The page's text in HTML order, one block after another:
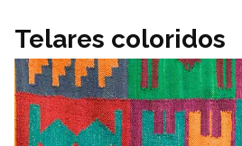
Telares coloridos